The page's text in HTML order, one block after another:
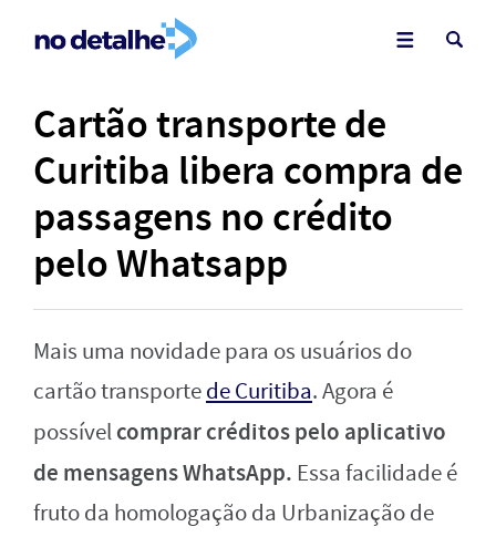
Cartão transporte de
Curitiba libera compra de
passagens no crédito
pelo Whatsapp
Mais uma novidade para os usuários do
cartão transportede Curitiba. Agora é
possívelcomprar créditos pelo aplicativo
de mensagens WhatsApp. Essa facilidade é
fruto da homologação da Urbanização de